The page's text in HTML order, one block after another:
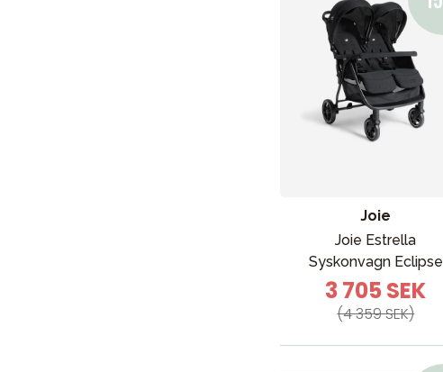
Joie
Joie Estrella
Syskonvagn Eclipse
3 705 SEK
(4 359 SEK)